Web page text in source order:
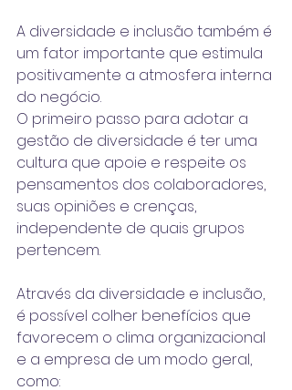
A diversidade e inclusão também é
um fator importante que estimula
positivamente a atmosfera interna
do negócio.
O primeiro passo para adotar a
gestão de diversidade é ter uma
cultura que apoie e respeite os
pensamentos dos colaboradores,
suas opiniões e crenças,
independente de quais grupos
pertencem.
Através da diversidade e inclusão,
é possível colher benefícios que
favorecem o clima organizacional
e a empresa de um modo geral,
como: